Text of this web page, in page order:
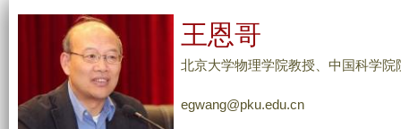
到
王恩哥
北京大学物理学院教授、中国科学
egwang@pku.edu.cn